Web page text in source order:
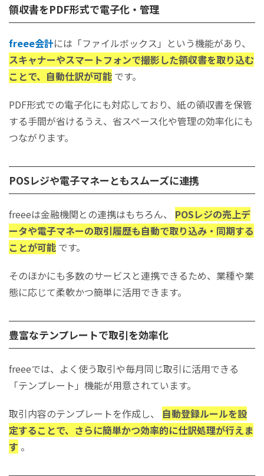
領収書をPDF形式で電子化・管理
freee会計には「ファイルボックス」という機能があり、
スキャナーやスマートフォンで撮影した領収書を取り込む
ことで、自動仕訳が可能 です。
PDF形式での電子化にも対応しており、紙の領収書を保管
する手間が省けるうえ、省スペース化や管理の効率化にも
つながります。
POSレジや電子マネーともスムーズに連携
freeeは金融機関との連携はもちろん、 POSレジの売上デ
ータや電子マネーの取引履歴も自動で取り込み・同期する
ことが可能 です。
そのほかにも多数のサービスと連携できるため、業種や業
態に応じて柔軟かつ簡単に活用できます。
豊富なテンプレートで取引を効率化
freeeでは、よく使う取引や毎月同じ取引に活用できる
「テンプレート」機能が用意されています。
取引内容のテンプレートを作成し、 自動登録ルールを設
定することで、さらに簡単かつ効率的に仕訳処理が行えま
す 。